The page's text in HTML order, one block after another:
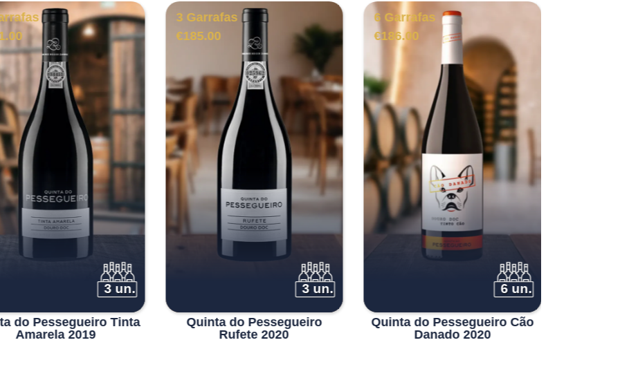
3 un.
do Pessegueiro Tinta
Amarela 2019
3 Garrafas
€185.00
3 un.
Quinta do Pessegueiro
Rufete 2020
6 Garrafas
€186.00
6 un.
Quinta do Pessegueiro Cão
Danado 2020